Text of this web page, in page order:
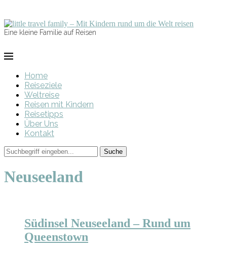
Eine kleine Familie auf Reisen
Home
Reiseziele
Weltreise
Reisen mit Kindern
Reisetipps
Über Uns
Kontakt
Neuseeland
Südinsel Neuseeland – Rund um
Queenstown